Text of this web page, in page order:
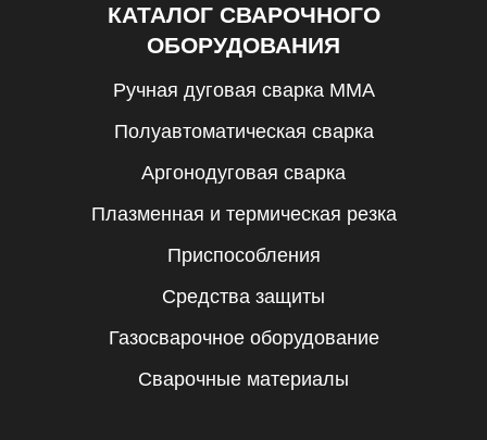
КАТАЛОГ СВАРОЧНОГО
ОБОРУДОВАНИЯ
Ручная дуговая сварка MMA
Полуавтоматическая сварка
Аргонодуговая сварка
Плазменная и термическая резка
Приспособления
Средства защиты
Газосварочное оборудование
Сварочные материалы